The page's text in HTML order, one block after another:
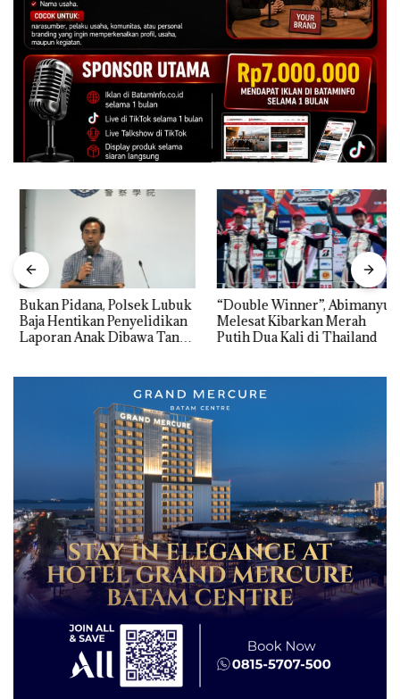
Bukan Pidana, Polsek Lubuk
Baja Hentikan Penyelidikan
Laporan Anak Dibawa Tanpa
“Double Winner”, Abimanyu
Melesat Kibarkan Merah
Putih Dua Kali di Thailand